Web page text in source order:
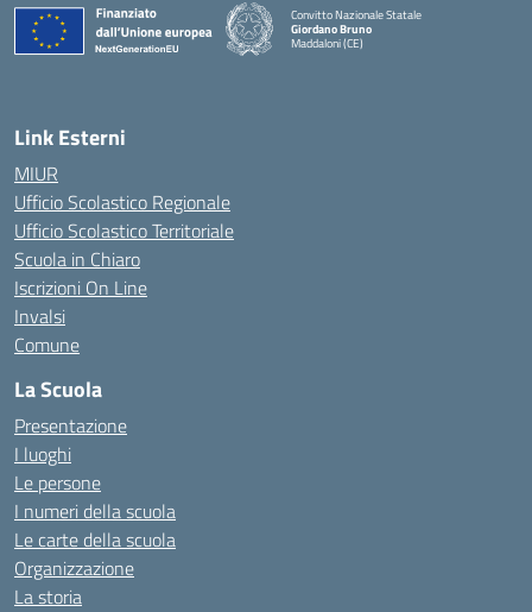
Convitto Nazionale Statale
Giordano Bruno
Maddaloni (CE)
Link Esterni
MIUR
Ufficio Scolastico Regionale
Ufficio Scolastico Territoriale
Scuola in Chiaro
Iscrizioni On Line
Invalsi
Comune
La Scuola
Presentazione
I luoghi
Le persone
I numeri della scuola
Le carte della scuola
Organizzazione
La storia